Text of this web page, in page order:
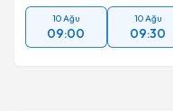
10 Ağu
09:00
10 Ağu
09:30